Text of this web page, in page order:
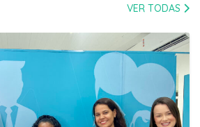
VER TODAS